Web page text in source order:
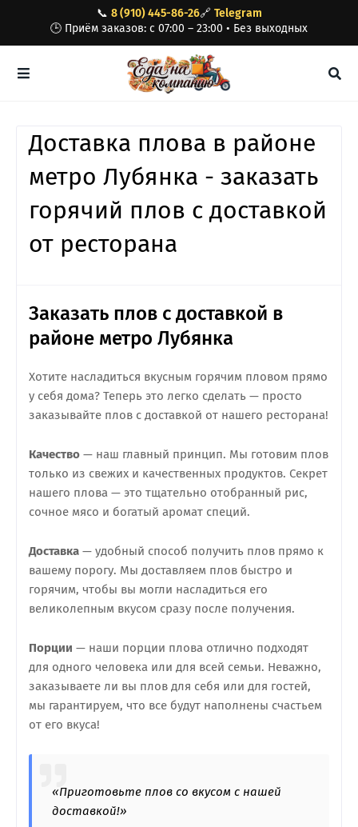
📞 8 (910) 445-86-26🔗 Telegram
🕒 Приём заказов: с 07:00 – 23:00 • Без выходных
Доставка плова в районе
метро Лубянка - заказать
горячий плов с доставкой
от ресторана
Заказать плов с доставкой в
районе метро Лубянка
Хотите насладиться вкусным горячим пловом прямо
у себя дома? Теперь это легко сделать — просто
заказывайте плов с доставкой от нашего ресторана!
Качество — наш главный принцип. Мы готовим плов
только из свежих и качественных продуктов. Секрет
нашего плова — это тщательно отобранный рис,
сочное мясо и богатый аромат специй.
Доставка — удобный способ получить плов прямо к
вашему порогу. Мы доставляем плов быстро и
горячим, чтобы вы могли насладиться его
великолепным вкусом сразу после получения.
Порции — наши порции плова отлично подходят
для одного человека или для всей семьи. Неважно,
заказываете ли вы плов для себя или для гостей,
мы гарантируем, что все будут наполнены счастьем
от его вкуса!
«Приготовьте плов со вкусом с нашей
доставкой!»